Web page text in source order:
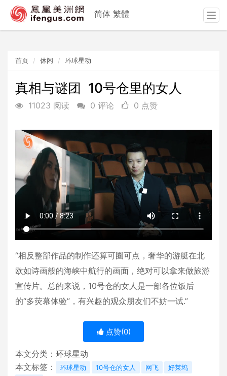
首页 休闲 环球星动
真相与谜团 10号仓里的女人
11023 阅读 0 评论 0 点赞
“相反整部作品的制作还算可圈可点，奢华的游艇在北
欧如诗画般的海峡中航行的画面，绝对可以拿来做旅游
宣传片。总的来说，10号仓的女人是一部各位饭后
的“多荧幕体验”，有兴趣的观众朋友们不妨一试.”
点赞(0)
本文分类： 环球星动
本文标签：
环球星动 10号仓的女人 网飞
好莱坞
简体 繁體
T
o
g
n